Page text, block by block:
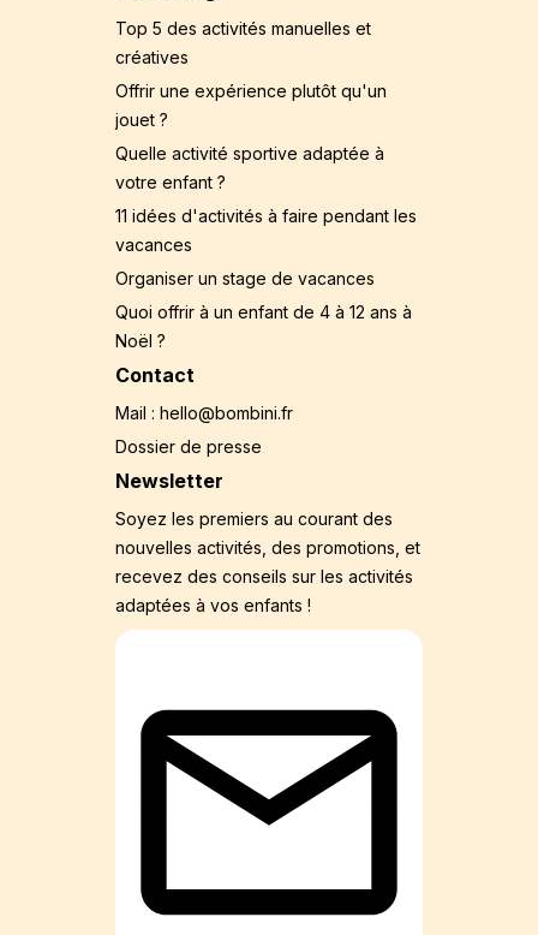
Top 5 des activités manuelles et
créatives
Offrir une expérience plutôt qu'un
jouet ?
Quelle activité sportive adaptée à
votre enfant ?
11 idées d'activités à faire pendant les
vacances
Organiser un stage de vacances
Quoi offrir à un enfant de 4 à 12 ans à
Noël ?
Contact
Mail : hello@bombini.fr
Dossier de presse
Newsletter
Soyez les premiers au courant des
nouvelles activités, des promotions, et
recevez des conseils sur les activités
adaptées à vos enfants !